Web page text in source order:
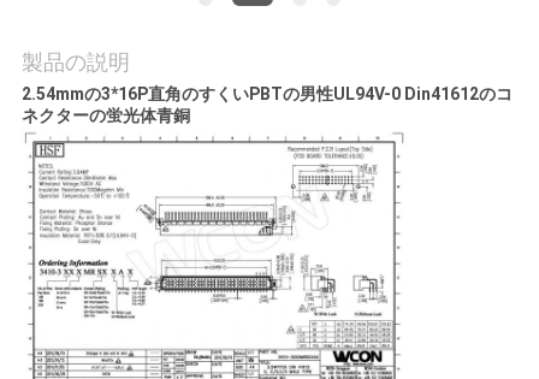
に
連
絡
し
な
さ
い
製品の説明
2.54mmの3*16P直角のすくいPBTの男性UL94V-0 Din41612のコ
ネクターの蛍光体青銅